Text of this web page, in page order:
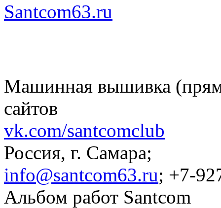
Santcom63.ru
Машинная вышивка
сайтов
vk.com/santcomclub
Россия, г. Самара;
info@santcom63.ru; +7-
Альбом работ Santcom